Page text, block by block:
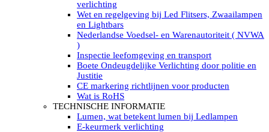
LED’s work werklamp met accu
LED’s work werklamp portable 220V
LED’s work werklamp Hybride
Led lichtslang 220 Volt
LED’s work werklamp met statief 220V
LED’s light PRO schijnwerpers 220V
LED High Bay verlichting 220V
Subcategorieën Led werkverlichting
LED SIGNALISATIE
Led Flitsers
Werkverlichting met Led flitsers
Led zwaailampbalk
verlichting
Wet en regelgeving bij Led Flitsers, Zwaailampen
en Lightbars
Nederlandse Voedsel- en Warenautoriteit ( NVWA
)
Inspectie leefomgeving en transport
Boete Ondeugdelijke Verlichting door politie en
Justitie
CE markering richtlijnen voor producten
Wat is RoHS
TECHNISCHE INFORMATIE
Lumen, wat betekent lumen bij Ledlampen
E-keurmerk verlichting